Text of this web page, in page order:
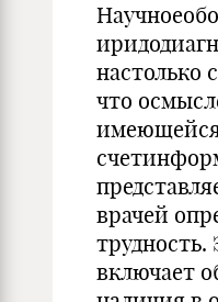
настолько
что
врачей
включает